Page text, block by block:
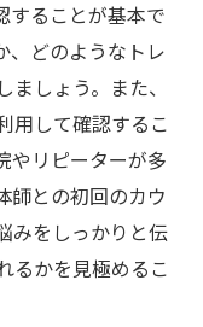
することが基本で
、どのようなトレ
しょう。また、
用して確認するこ
やリピーターが多
師との初回のカウ
みをしっかりと伝
るかを見極めるこ